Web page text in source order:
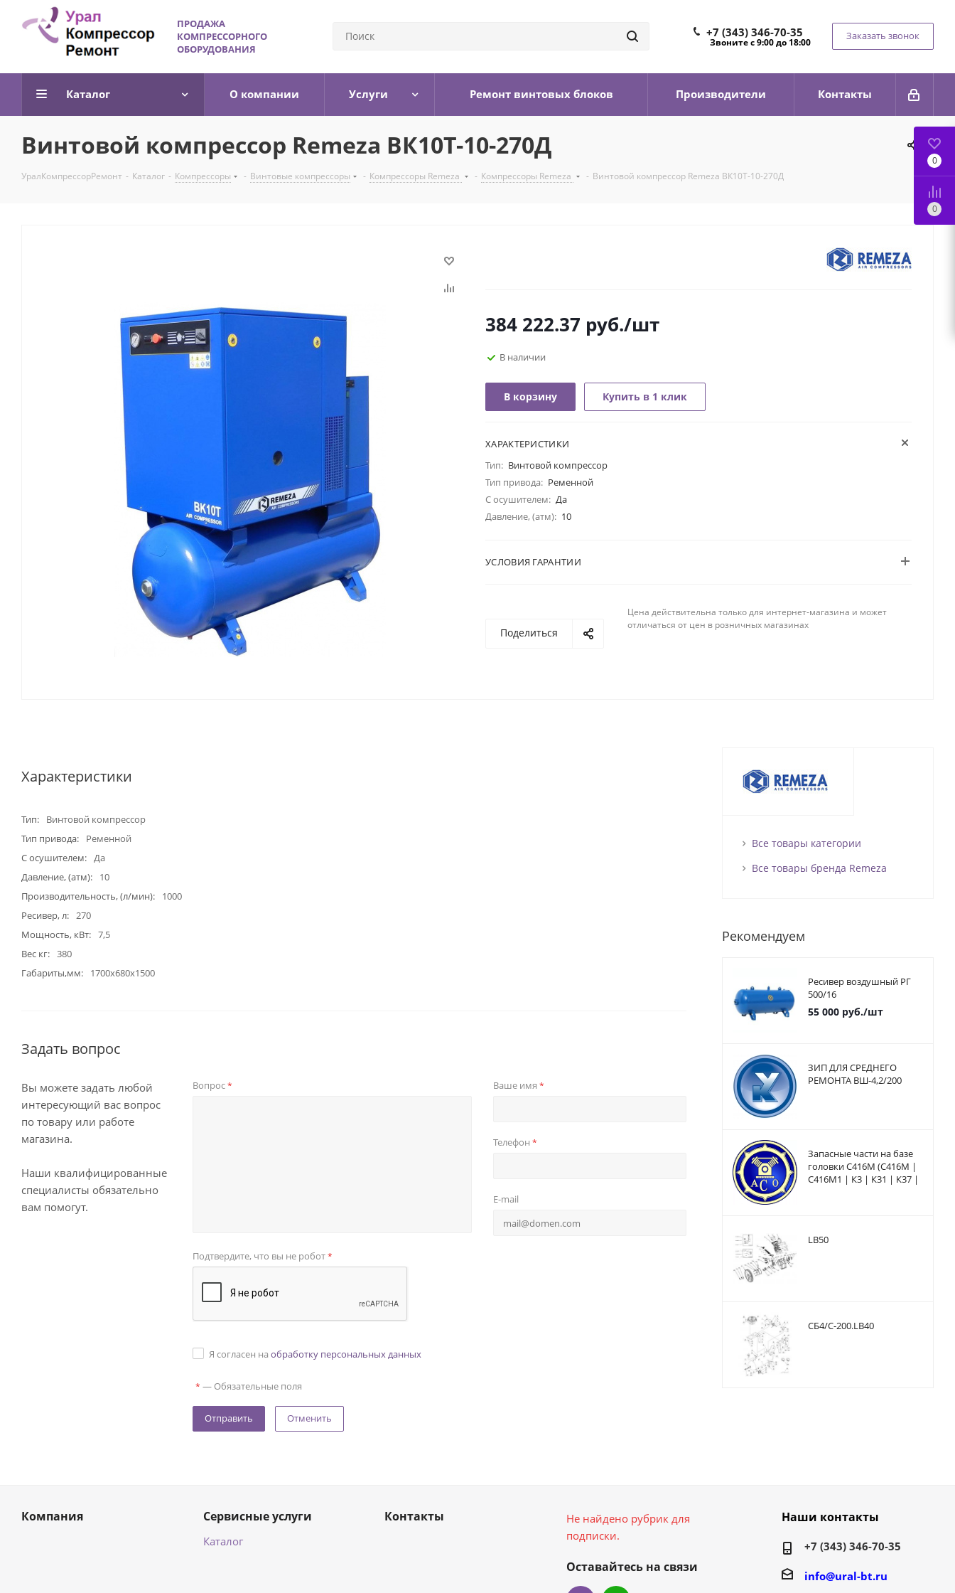
ПРОДАЖА
КОМПРЕССОРНОГО
ОБОРУДОВАНИЯ
+7 (343) 346-70-35
Звоните с 9:00 до 18:00
Заказать звонок
Каталог О компании Услуги Ремонт винтовых блоков Производители Контакты
Винтовой компрессор Remeza ВК10Т-10-270Д
УралКомпрессорРемонт - Каталог - Компрессоры - Винтовые компрессоры - Компрессоры Remeza - Компрессоры Remeza - Винтовой компрессор Remeza ВК10Т-10-270Д
384 222.37 руб./шт
В наличии
В корзину Купить в 1 клик
ХАРАКТЕРИСТИКИ
Тип: Винтовой компрессор
Тип привода: Ременной
С осушителем: Да
Давление, (атм): 10
УСЛОВИЯ ГАРАНТИИ
Поделиться
Цена действительна только для интернет-магазина и может
отличаться от цен в розничных магазинах
Характеристики
Тип
Винтовой компрессор
Тип привода
Ременной
С осушителем
Да
Давление, (атм)
10
Производительность, (л/мин)
1000
Ресивер, л
270
Мощность, кВт
7,5
Вес кг
380
Габариты,мм
1700х680х1500
Задать вопрос
Вы можете задать любой
интересующий вас вопрос
по товару или работе
магазина.
Наши квалифицированные
специалисты обязательно
вам помогут.
Вопрос* Ваше имя *
Телефон *
E-mail
Подтвердите, что вы не робот*
Я согласен наобработку персональных данных
* — Обязательные поля
Отменить
Все товары категории
Все товары бренда Remeza
Рекомендуем
Ресивер воздушный РГ
500/16
55 000руб./шт
ЗИП ДЛЯ СРЕДНЕГО
РЕМОНТА ВШ-4,2/200
Запасные части на базе
головки С416М (С416М |
С416М1 | К3 | К31 | К37 |
LB50
CБ4/С-200.LB40
Компания Сервисные услуги
Каталог
Контакты
Не найдено рубрик для
подписки.
Оставайтесь на связи
Наши контакты
+7 (343) 346-70-35
info@ural-bt.ru
0
0